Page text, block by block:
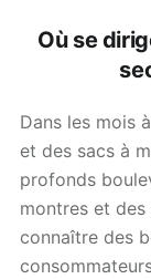
Où se
Dans les mois
et des sacs à
profonds
montres et des
connaître des